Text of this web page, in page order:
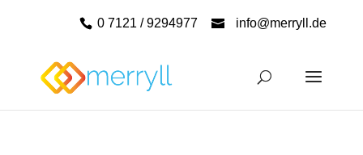
0 7121 / 9294977 info@merryll.de